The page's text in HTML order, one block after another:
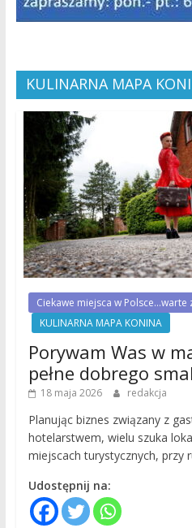
KULINARNA MAPA
Ciekawe miejsca w Polsce...warte
KULINARNA MAPA KONINA
Porywam Was w
pełne dobrego
18 maja 2026 redakcja
Planując biznes związany z
hotelarstwem, wielu szuka
miejscach turystycznych, przy
Udostępnij na: